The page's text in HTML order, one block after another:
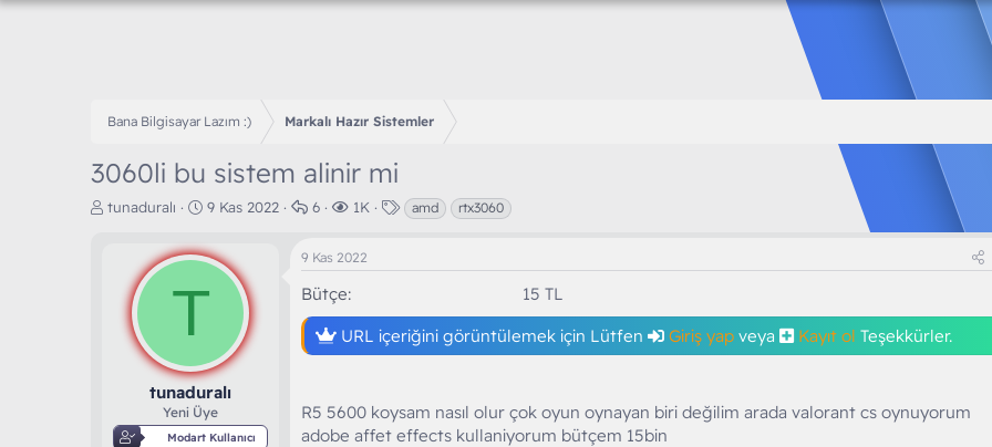
Bana Bilgisayar Lazım :) Markalı Hazır Sistemler
3060li bu sistem alinir mi
K
a
tunaduralı
B
ş
l
ç
r
9 Kas 2022
C
a
p
6
G
ü
l
e
1K
E
e
amd rtx3060
T
tunaduralı
Yeni Üye
Modart Kullanıcı
9 Kas 2022
Bütçe
15 TL
URL içeriğini görüntülemek için Lütfen
Giriş yap veya Kayıt ol Teşekkürler.
R5 5600 koysam nasıl olur çok oyun oynayan biri değilim arada valorant cs oynuyorum
adobe affet effects kullaniyorum bütçem 15bin